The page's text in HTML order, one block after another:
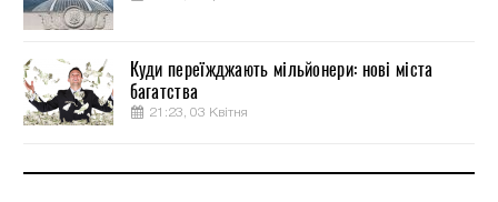
Куди переїжджають мільйонери: нові міста
багатства
21:23, 03 Квітня